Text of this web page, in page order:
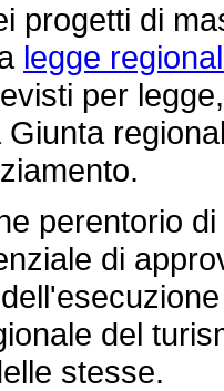
di
legge
per
perentorio di
di
del
stesse.